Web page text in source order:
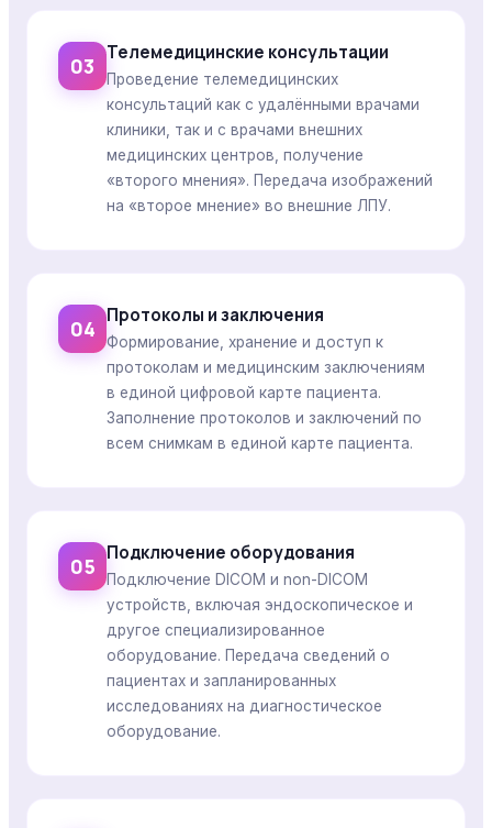
03 Телемедицинские консультации
Проведение телемедицинских
консультаций как с удалёнными врачами
клиники, так и с врачами внешних
медицинских центров, получение
«второго мнения». Передача изображений
на «второе мнение» во внешние ЛПУ.
04 Протоколы и заключения
Формирование, хранение и доступ к
протоколам и медицинским заключениям
в единой цифровой карте пациента.
Заполнение протоколов и заключений по
всем снимкам в единой карте пациента.
05 Подключение оборудования
Подключение DICOM и non-DICOM
устройств, включая эндоскопическое и
другое специализированное
оборудование. Передача сведений о
пациентах и запланированных
исследованиях на диагностическое
оборудование.